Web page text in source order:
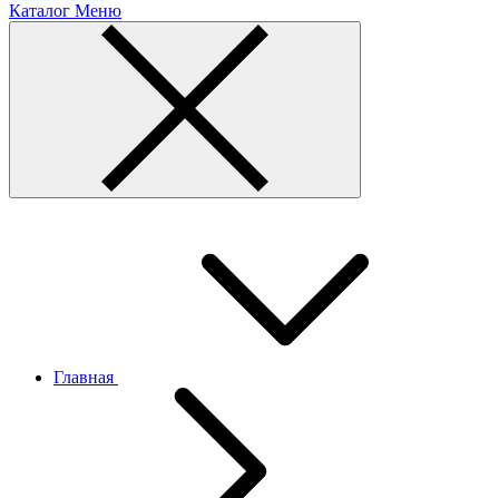
Каталог Меню
Главная